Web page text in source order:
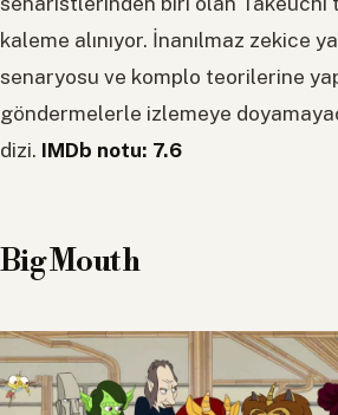
kaleme alınıyor. İnanılmaz zekice
senaryosu ve komplo teorilerine
göndermelerle izlemeye
dizi. IMDb notu: 7.6
Big Mouth